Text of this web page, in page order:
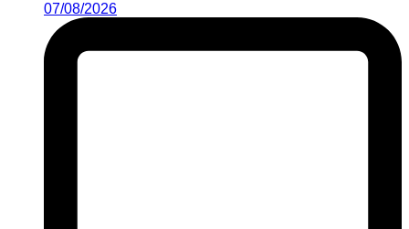
07/08/2026